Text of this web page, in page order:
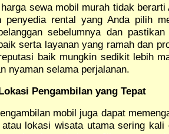
sewa mobil murah tidak
penyedia rental yang Anda pilih
sebelumnya dan
serta layanan yang ramah dan
baik mungkin sedikit lebih
nyaman selama perjalanan.
Pengambilan yang Tepat
mobil juga dapat
atau lokasi wisata utama sering